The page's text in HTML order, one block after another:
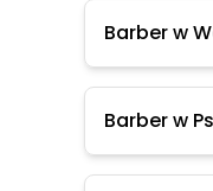
Barber w
Barber w